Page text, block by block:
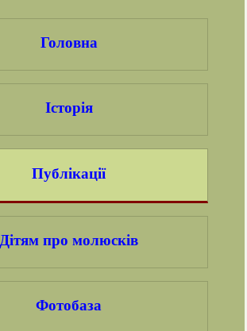
Головна
Історія
Публікації
Дітям про молюсків
Фотобаза